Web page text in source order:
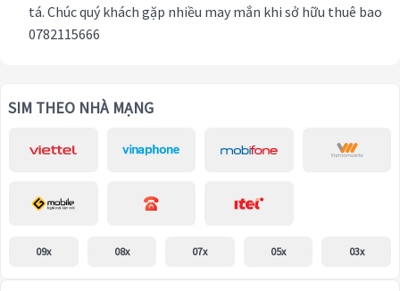
tá. Chúc quý khách gặp nhiều may mắn khi sở hữu thuê bao
0782115666
SIM THEO NHÀ MẠNG
09x 08x 07x 05x 03x